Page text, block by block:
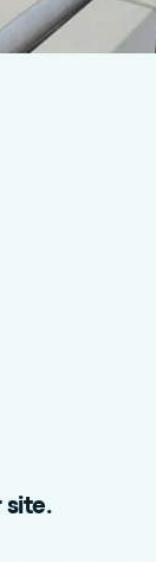
site.